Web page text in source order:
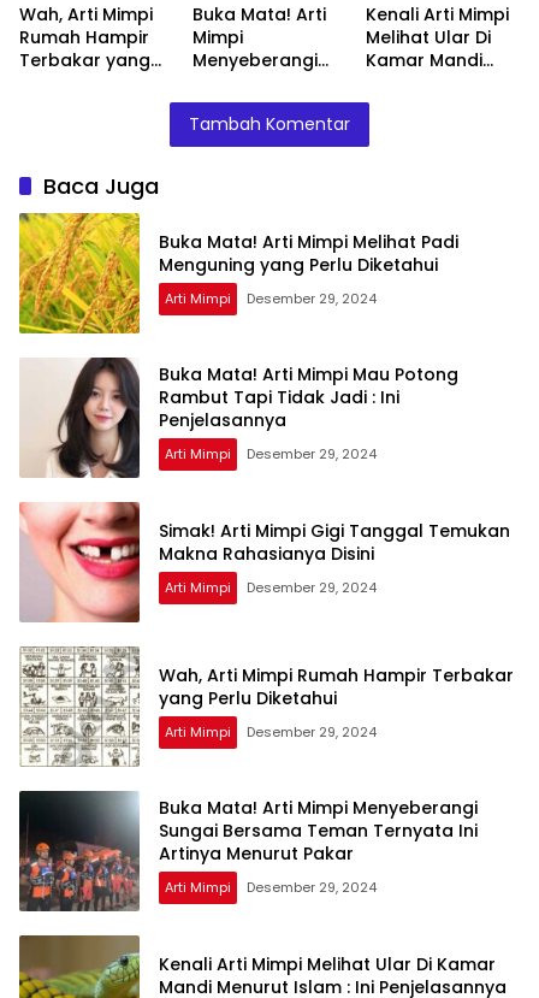
Wah, Arti Mimpi
Rumah Hampir
Terbakar yang
Buka Mata! Arti
Mimpi
Menyeberangi
Teman Ternyata
Ini Artinya
Menurut Pakar
Kenali Arti Mimpi
Melihat Ular Di
Kamar Mandi
Ini Penjelasannya
Tambah Komentar
Baca Juga
Buka Mata! Arti Mimpi Melihat Padi
Menguning yang Perlu Diketahui
Arti Mimpi Desember 29, 2024
Buka Mata! Arti Mimpi Mau Potong
Rambut Tapi Tidak Jadi : Ini
Penjelasannya
Arti Mimpi Desember 29, 2024
Simak! Arti Mimpi Gigi Tanggal Temukan
Makna Rahasianya Disini
Arti Mimpi Desember 29, 2024
Wah, Arti Mimpi Rumah Hampir Terbakar
yang Perlu Diketahui
Arti Mimpi Desember 29, 2024
Buka Mata! Arti Mimpi Menyeberangi
Sungai Bersama Teman Ternyata Ini
Artinya Menurut Pakar
Arti Mimpi Desember 29, 2024
Kenali Arti Mimpi Melihat Ular Di Kamar
Mandi Menurut Islam : Ini Penjelasannya